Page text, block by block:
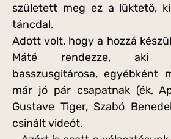
született meg ez a lüktető,
táncdal.
Adott volt, hogy a hozzá
Máté rendezze, aki
basszusgitárosa, egyébként
már jó pár csapatnak (ék,
Gustave Tiger, Szabó
csinált videót.